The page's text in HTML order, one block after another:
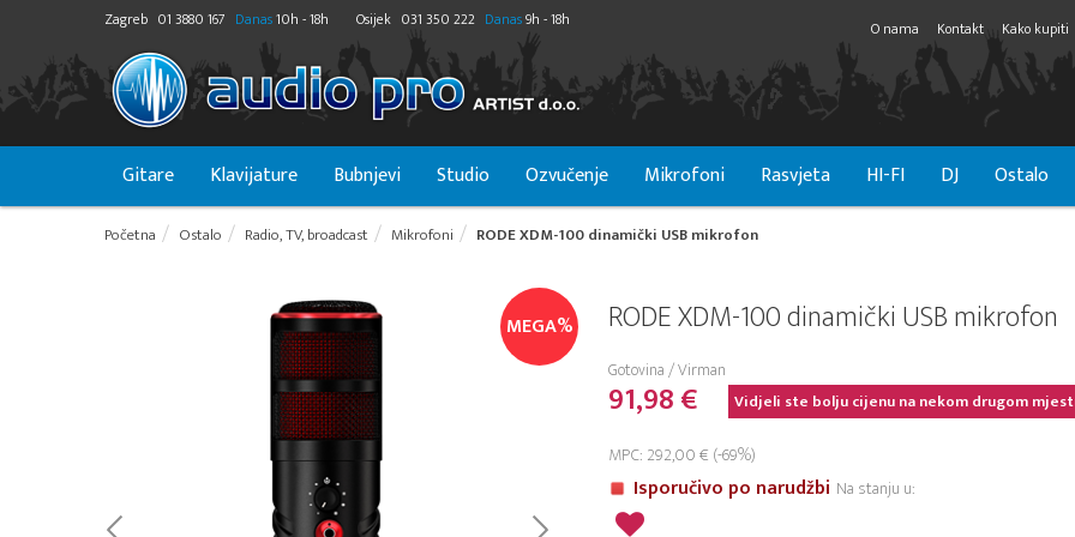
Zagreb 01 3880 167 Danas10h - 18h Osijek 031 350 222 Danas9h - 18h O nama Kontakt Kako kupiti
Gitare Klavijature Bubnjevi Studio Ozvučenje Mikrofoni Rasvjeta HI-FI DJ Ostalo
Početna Ostalo Radio, TV, broadcast Mikrofoni RODE XDM-100 dinamički USB mikrofon
MEGA% RODE XDM-100 dinamički USB mikrofon
Gotovina / Virman
91,98 € Vidjeli ste bolju cijenu na nekom drugom
MPC: 292,00 € (-69%)
Isporučivo po narudžbi Na stanju u: